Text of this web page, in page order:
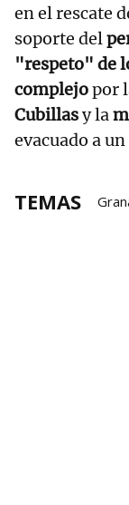
en el rescate
soporte del
"respeto" de
complejopor
Cubillasy la
evacuado a un
TEMAS